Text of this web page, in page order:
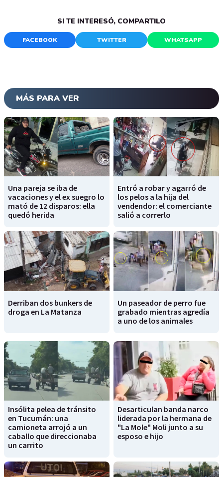
SI TE INTERESÓ, COMPARTILO
FACEBOOK TWITTER WHATSAPP
MÁS PARA VER
Una pareja se iba de
vacaciones y el ex suegro lo
mató de 12 disparos: ella
quedó herida
Entró a robar y agarró de
los pelos a la hija del
vendendor: el comerciante
salió a correrlo
Derriban dos bunkers de
droga en La Matanza
Un paseador de perro fue
grabado mientras agredía
a uno de los animales
Insólita pelea de tránsito
en Tucumán: una
camioneta arrojó a un
caballo que direccionaba
un carrito
Desarticulan banda narco
liderada por la hermana de
"La Mole" Moli junto a su
esposo e hijo